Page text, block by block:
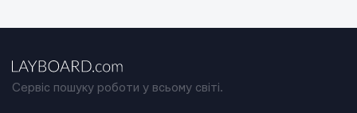
Сервіс пошуку роботи у всьому світі.